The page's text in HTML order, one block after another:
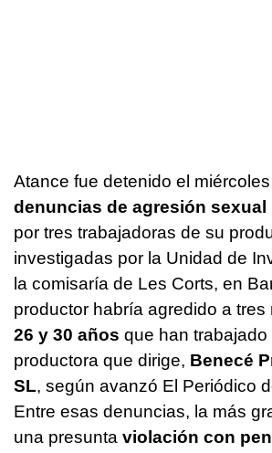
Atance fue detenido el
denuncias de agresión sexual
por tres trabajadoras de su
investigadas por la Unidad de
la comisaría de Les Corts, en
productor habría agredido a tres
26 y 30 años que han trabajado
productora que dirige, Benecé
SL, según avanzó El Periódico
Entre esas denuncias, la más
una presunta violación con